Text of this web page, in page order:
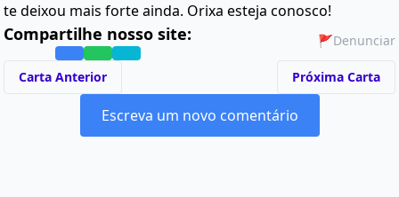
te deixou mais forte ainda. Orixa esteja conosco!
Compartilhe nosso site: 🚩Denunciar
Carta Anterior Próxima Carta
Escreva um novo comentário